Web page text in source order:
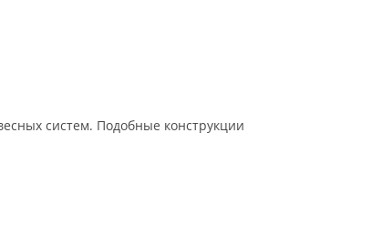
систем. Подобные конструкции